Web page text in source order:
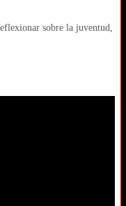
sobre la juventud,